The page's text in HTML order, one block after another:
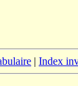
| Index